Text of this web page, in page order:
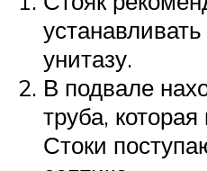
унитазу.
В подвале
труба,
Стоки